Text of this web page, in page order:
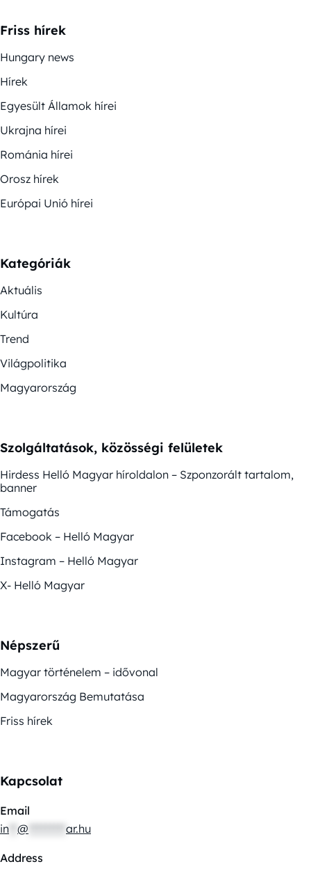
Friss hírek
Hungary news
Hírek
Egyesült Államok hírei
Ukrajna hírei
Románia hírei
Orosz hírek
Európai Unió hírei
Kategóriák
Aktuális
Kultúra
Trend
Világpolitika
Magyarország
Szolgáltatások, közösségi felületek
Hirdess Helló Magyar híroldalon – Szponzorált tartalom,
banner
Támogatás
Facebook – Helló Magyar
Instagram – Helló Magyar
X- Helló Magyar
Népszerű
Magyar történelem – idővonal
Magyarország Bemutatása
Friss hírek
Kapcsolat
Email
in @ ar.hu
Address